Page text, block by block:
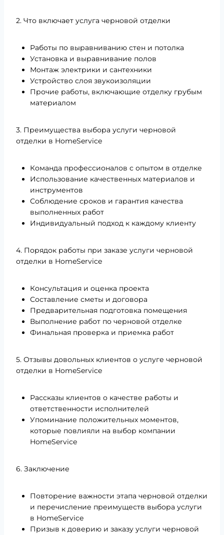
2. Что включает услуга черновой отделки
Работы по выравниванию стен и потолка
Установка и выравнивание полов
Монтаж электрики и сантехники
Устройство слоя звукоизоляции
Прочие работы, включающие отделку грубым
материалом
3. Преимущества выбора услуги черновой
отделки в HomeService
Команда профессионалов с опытом в отделке
Использование качественных материалов и
инструментов
Соблюдение сроков и гарантия качества
выполненных работ
Индивидуальный подход к каждому клиенту
4. Порядок работы при заказе услуги черновой
отделки в HomeService
Консультация и оценка проекта
Составление сметы и договора
Предварительная подготовка помещения
Выполнение работ по черновой отделке
Финальная проверка и приемка работ
5. Отзывы довольных клиентов о услуге черновой
отделки в HomeService
Рассказы клиентов о качестве работы и
ответственности исполнителей
Упоминание положительных моментов,
которые повлияли на выбор компании
HomeService
6. Заключение
Повторение важности этапа черновой отделки
и перечисление преимуществ выбора услуги
в HomeService
Призыв к доверию и заказу услуги черновой